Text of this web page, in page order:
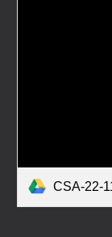
CSA-22-